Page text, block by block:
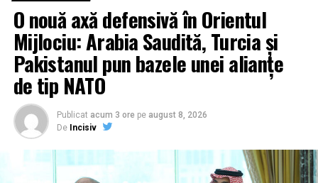
O nouă axă defensivă în Orientul
Mijlociu: Arabia Saudită, Turcia și
Pakistanul pun bazele unei alianțe
de tip NATO
Publicat acum 3 ore pe august 8, 2026
De Incisiv